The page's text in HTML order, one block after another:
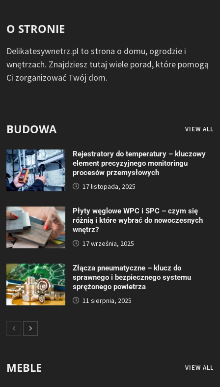
O STRONIE
Delikatesywnetrz.pl to strona o domu, ogrodzie i
wnętrzach. Znajdziesz tutaj wiele porad, które pomogą
Ci zorganizować Twój dom.
BUDOWA VIEW ALL
Rejestratory do temperatury – kluczowy
element precyzyjnego monitoringu
procesów przemysłowych
17 listopada, 2025
Płyty węglowe WPC i SPC – czym się
różnią i które wybrać do nowoczesnych
wnętrz?
17 września, 2025
Złącza pneumatyczne – klucz do
sprawnego i bezpiecznego systemu
sprężonego powietrza
11 sierpnia, 2025
MEBLE VIEW ALL